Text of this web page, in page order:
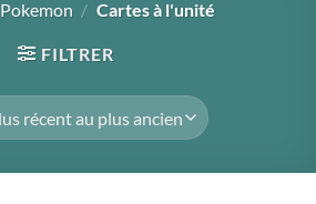
Pokemon / Cartes à l'unité
FILTRER